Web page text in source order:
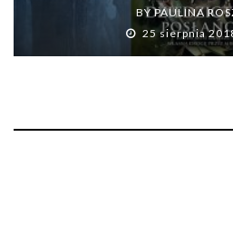
BYPAULINA
25 sierpnia